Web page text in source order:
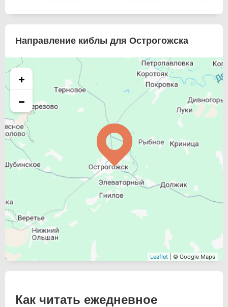
Направление киблы для Острогожска
+
−
Leaflet | © Google Maps
Как читать ежедневное